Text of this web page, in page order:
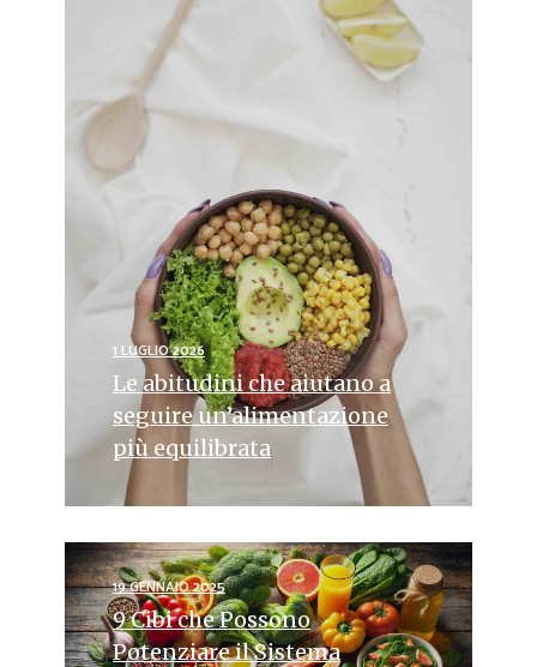
1 LUGLIO 2026
Le abitudini che aiutano a
seguire un’alimentazione
più equilibrata
19 GENNAIO 2025
9 Cibi che Possono
Potenziare il Sistema